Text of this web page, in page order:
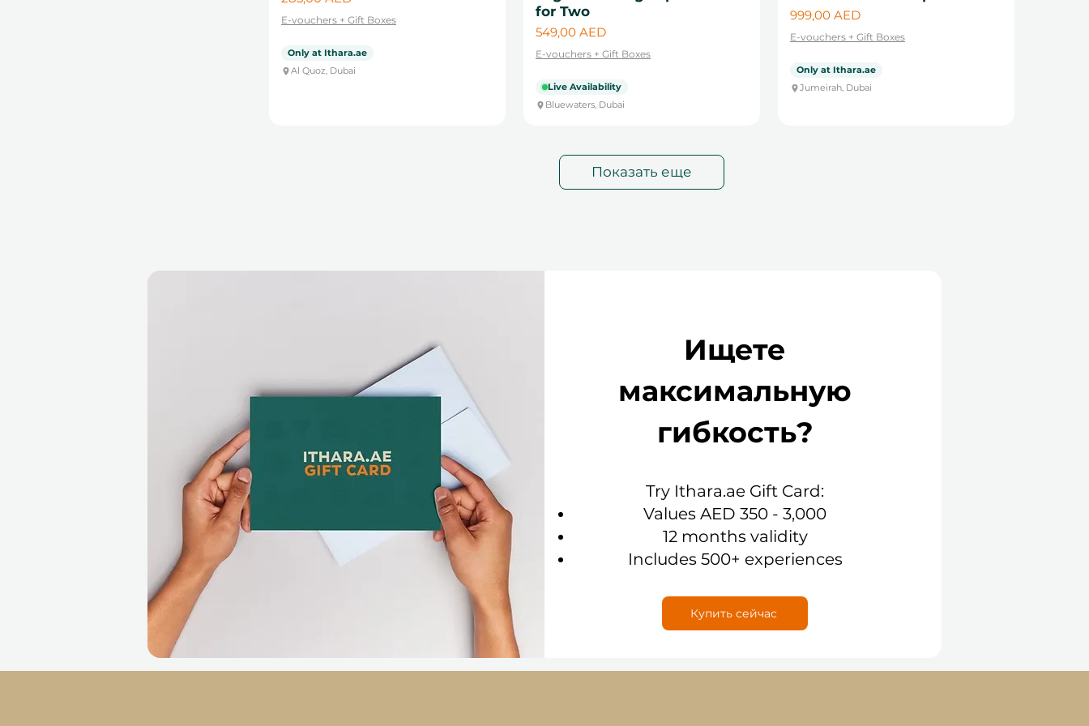
E-vouchers + Gift Boxes
Only at Ithara.ae
Al Quoz, Dubai
for Two
Цена
549,00 AED
E-vouchers + Gift Boxes
Live Availability
Bluewaters, Dubai
Цена
999,00 AED
E-vouchers + Gift Boxes
Only at Ithara.ae
Jumeirah, Dubai
Показать еще
Ищете
максимальную
гибкость?
Try Ithara.ae Gift Card:
Values AED 350 - 3,000
12 months validity
Includes 500+ experiences
Купить сейчас